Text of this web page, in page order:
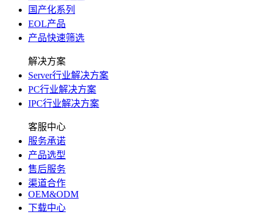
国产化系列
EOL产品
产品快速筛选
解决方案
Server行业解决方案
PC行业解决方案
IPC行业解决方案
客服中心
服务承诺
产品选型
售后服务
渠道合作
OEM&ODM
下载中心